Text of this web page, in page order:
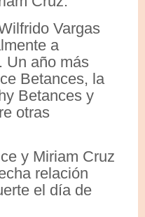
Vargas
a
Un año más
Betances, la
Betances y
otras
y Miriam Cruz
relación
el día de